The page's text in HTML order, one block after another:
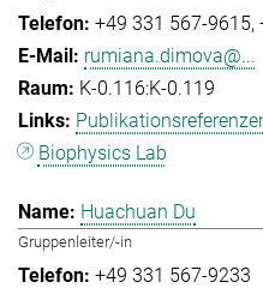
+49 331 567-9615
rumiana.dimova@...
K-0.116:K-0.119
Biophysics Lab
Huachuan Du
Gruppenleiter/-in
+49 331 567-9233